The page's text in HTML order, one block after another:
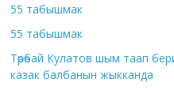
55 табышмак
55 табышмак
Төрөбай Кулатов шым таап
казак балбанын жыкканда